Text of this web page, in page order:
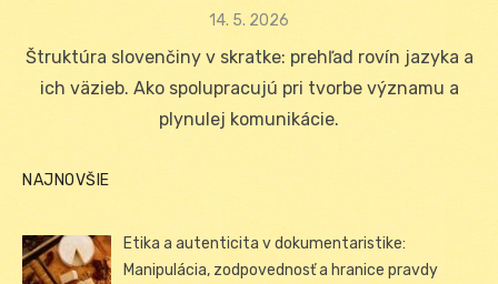
Posted
14. 5. 2026
Štruktúra slovenčiny v skratke: prehľad rovín jazyka a
ich väzieb. Ako spolupracujú pri tvorbe významu a
plynulej komunikácie.
NAJNOVŠIE
Etika a autenticita v dokumentaristike:
Manipulácia, zodpovednosť a hranice pravdy